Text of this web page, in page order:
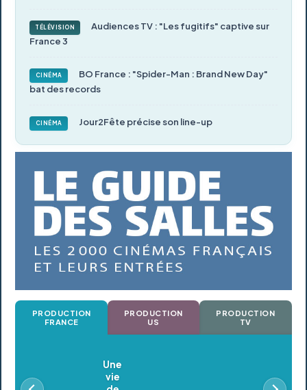
TÉLÉVISION
Audiences TV : "Les fugitifs" captive sur
France 3
CINÉMA
BO France : "Spider-Man : Brand New Day"
bat des records
CINÉMA Jour2Fête précise son line-up
PRODUCTION
FRANCE
PRODUCTION
US
PRODUCTION
TV
Oldeupe
En postproduction